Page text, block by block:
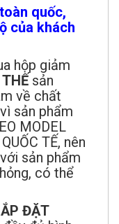
quốc,
của khách
hộp giảm
sản
về chất
sản phẩm
MODEL
TẾ, nên
sản phẩm
có thể
ĐẶT